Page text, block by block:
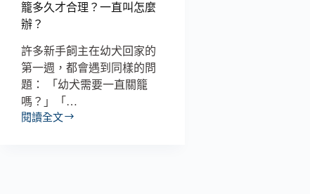
籠多久才合理？一直叫怎麼
辦？
許多新手飼主在幼犬回家的
第一週，都會遇到同樣的問
題： 「幼犬需要一直關籠
嗎？」「…
閱讀全文